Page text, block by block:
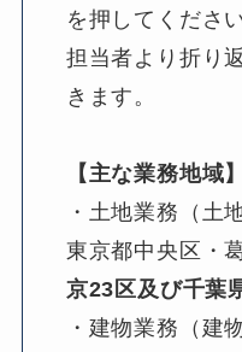
を押してください
担当者より折り
きます。
【主な業務地域】
・土地業務（土
東京都中央区・
京23区及び千葉
・建物業務（建